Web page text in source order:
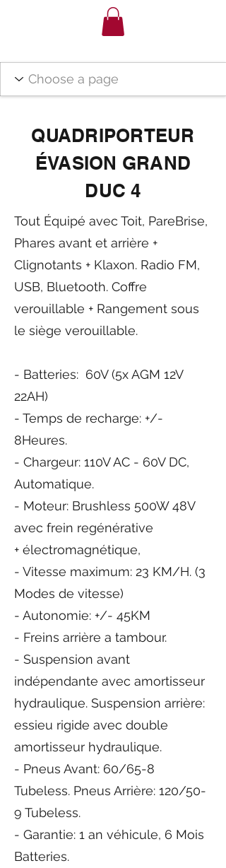
QUADRIPORTEUR
ÉVASION GRAND
DUC 4
Tout Équipé avec Toit, PareBrise,
Phares avant et arrière +
Clignotants + Klaxon. Radio FM,
USB, Bluetooth. Coffre
verouillable + Rangement sous
le siège verouillable.
- Batteries: 60V (5x AGM 12V
22AH)
- Temps de recharge: +/-
8Heures.
- Chargeur: 110V AC - 60V DC,
Automatique.
- Moteur: Brushless 500W 48V
avec frein regénérative
+ électromagnétique,
- Vitesse maximum: 23 KM/H. (3
Modes de vitesse)
- Autonomie: +/- 45KM
- Freins arrière a tambour.
- Suspension avant
indépendante avec amortisseur
hydraulique. Suspension arrière:
essieu rigide avec double
amortisseur hydraulique.
- Pneus Avant: 60/65-8
Tubeless. Pneus Arrière: 120/50-
9 Tubeless.
- Garantie: 1 an véhicule, 6 Mois
Batteries.